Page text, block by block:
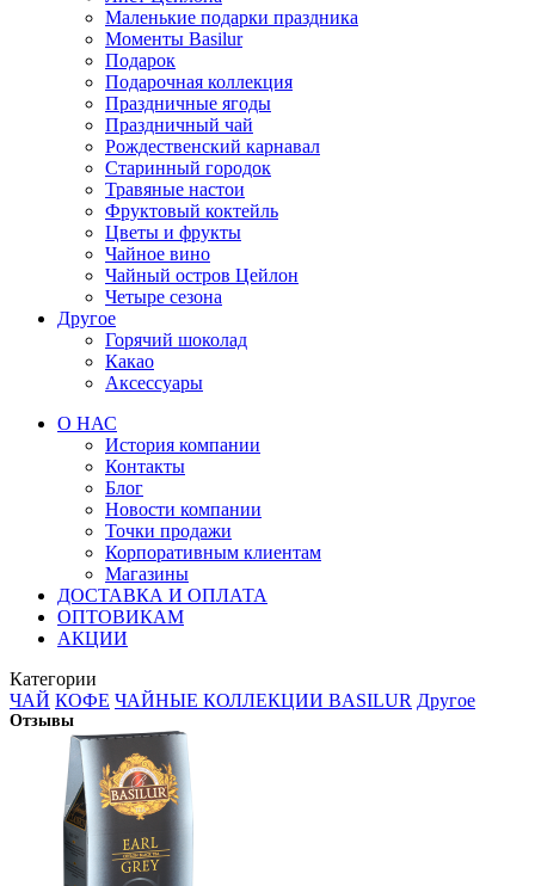
Маленькие подарки праздника
Моменты Basilur
Подарок
Подарочная коллекция
Праздничные ягоды
Праздничный чай
Рождественский карнавал
Старинный городок
Травяные настои
Фруктовый коктейль
Цветы и фрукты
Чайное вино
Чайный остров Цейлон
Четыре сезона
Другое
Горячий шоколад
Какао
Аксессуары
О НАС
История компании
Контакты
Блог
Новости компании
Точки продажи
Корпоративным клиентам
Магазины
ДОСТАВКА И ОПЛАТА
ОПТОВИКАМ
АКЦИИ
Категории
ЧАЙ КОФЕ ЧАЙНЫЕ КОЛЛЕКЦИИ BASILUR Другое
Отзывы